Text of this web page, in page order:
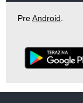
PreAndroid